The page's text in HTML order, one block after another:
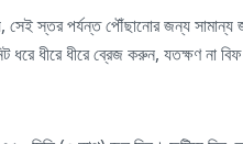
সেই স্তর পর্যন্ত পৌঁছানোর জন্য
ধীরে ধীরে ব্রেজ করুন, যতক্ষণ না বিফ